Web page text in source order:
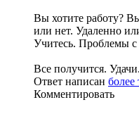
Вы хотите работу?
или нет. Удаленно
Учитесь. Проблемы с
Все получится. Удачи.
Ответ написан более
Комментировать